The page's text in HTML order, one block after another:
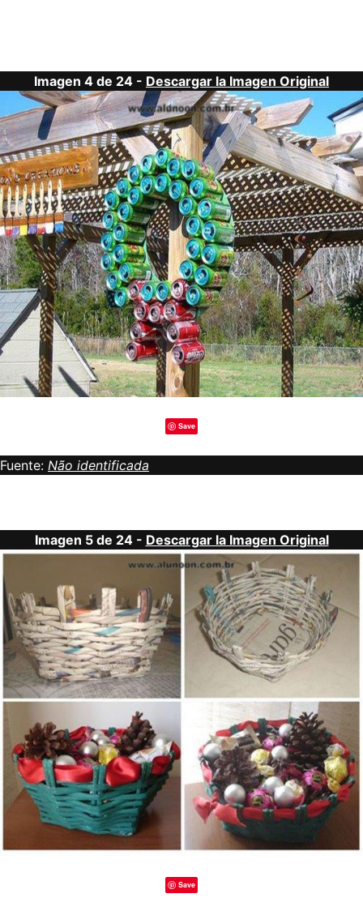
Imagen 4 de 24 - Descargar la Imagen Original
Save
Fuente: Não identificada
Imagen 5 de 24 - Descargar la Imagen Original
Save